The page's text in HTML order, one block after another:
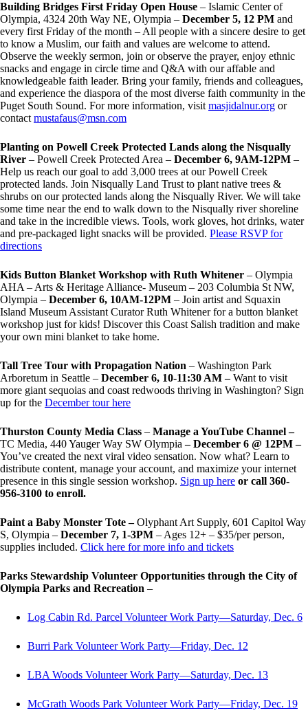
Building Bridges First Friday Open House – Islamic Center of
Olympia, 4324 20th Way NE, Olympia – December 5, 12 PM and
every first Friday of the month – All people with a sincere desire to get
to know a Muslim, our faith and values are welcome to attend.
Observe the weekly sermon, join or observe the prayer, enjoy ethnic
snacks and engage in circle time and Q&A with our affable and
knowledgeable faith leader. Bring your family, friends and colleagues,
and experience the diaspora of the most diverse faith community in the
Puget South Sound. For more information, visit masjidalnur.org or
contact mustafaus@msn.com
Planting on Powell Creek Protected Lands along the Nisqually
River – Powell Creek Protected Area – December 6, 9AM-12PM –
Help us reach our goal to add 3,000 trees at our Powell Creek
protected lands. Join Nisqually Land Trust to plant native trees &
shrubs on our protected lands along the Nisqually River. We will take
some time near the end to walk down to the Nisqually river shoreline
and take in the incredible views. Tools, work gloves, hot drinks, water
and pre-packaged light snacks will be provided. Please RSVP for
directions
Kids Button Blanket Workshop with Ruth Whitener – Olympia
AHA – Arts & Heritage Alliance- Museum – 203 Columbia St NW,
Olympia – December 6, 10AM-12PM – Join artist and Squaxin
Island Museum Assistant Curator Ruth Whitener for a button blanket
workshop just for kids! Discover this Coast Salish tradition and make
your own mini blanket to take home.
Tall Tree Tour with Propagation Nation – Washington Park
Arboretum in Seattle – December 6, 10-11:30 AM –Want to visit
more giant sequoias and coast redwoods thriving in Washington? Sign
up for the December tour here
Thurston County Media Class – Manage a YouTube Channel –
TC Media, 440 Yauger Way SW Olympia – December 6 @ 12PM –
You’ve created the next viral video sensation. Now what? Learn to
distribute content, manage your account, and maximize your internet
presence in this single session workshop. Sign up here or call 360-
956-3100 to enroll.
Paint a Baby Monster Tote –Olyphant Art Supply, 601 Capitol Way
S, Olympia – December 7, 1-3PM – Ages 12+ – $35/per person,
supplies included. Click here for more info and tickets
Parks Stewardship Volunteer Opportunities through the City of
Olympia Parks and Recreation –
Log Cabin Rd. Parcel Volunteer Work Party—Saturday, Dec. 6
Burri Park Volunteer Work Party—Friday, Dec. 12
LBA Woods Volunteer Work Party—Saturday, Dec. 13
McGrath Woods Park Volunteer Work Party—Friday, Dec. 19